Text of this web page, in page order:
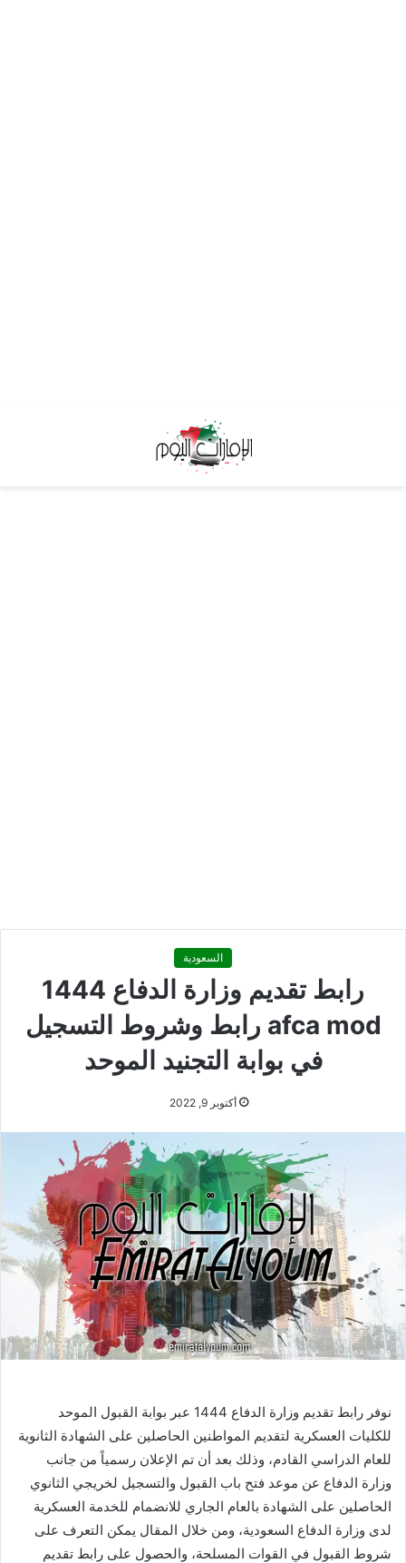
السعودية
رابط تقديم وزارة الدفاع 1444
afca mod رابط وشروط التسجيل
في بوابة التجنيد الموحد
أكتوبر 9, 2022
نوفر رابط تقديم وزارة الدفاع 1444 عبر بوابة القبول الموحد
للكليات العسكرية لتقديم المواطنين الحاصلين على الشهادة الثانوية
للعام الدراسي القادم، وذلك بعد أن تم الإعلان رسمياً من جانب
وزارة الدفاع عن موعد فتح باب القبول والتسجيل لخريجي الثانوي
الحاصلين على الشهادة بالعام الجاري للانضمام للخدمة العسكرية
لدى وزارة الدفاع السعودية، ومن خلال المقال يمكن التعرف على
شروط القبول في القوات المسلحة، والحصول على رابط تقديم